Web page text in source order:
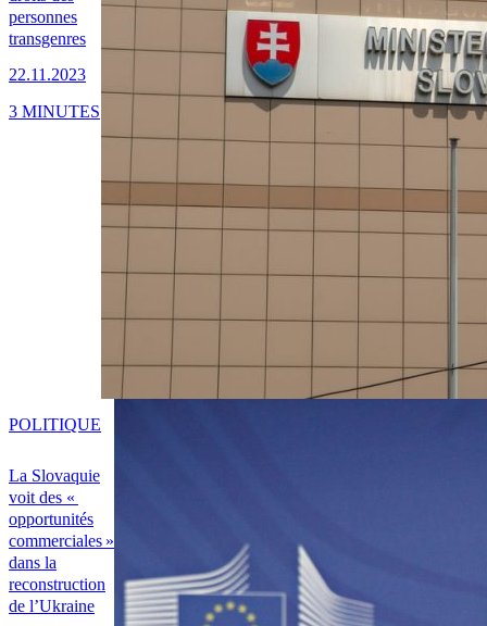
personnes
transgenres
22.11.2023
3 MINUTES
La Slovaquie
voit des «
opportunités
commerciales »
dans la
reconstruction
de l’Ukraine
POLITIQUE